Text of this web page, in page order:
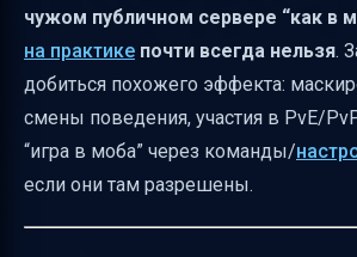
чужом публичном сервере “как в
на практике почти всегда нельзя.
добиться похожего эффекта:
смены поведения, участия в PvE/
“игра в моба” через команды/
если они там разрешены.